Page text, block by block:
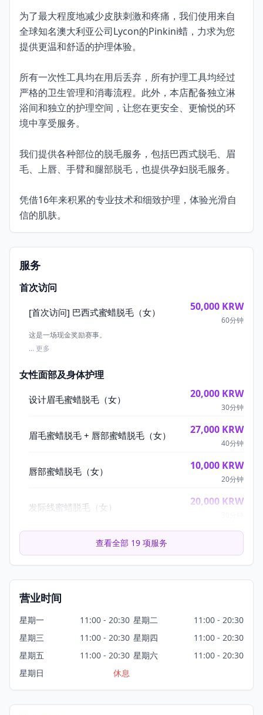
为了最大程度地减少皮肤刺激和疼痛，我们使用来自
全球知名澳大利亚公司Lycon的Pinkini蜡，力求为您
提供更温和舒适的护理体验。
所有一次性工具均在用后丢弃，所有护理工具均经过
严格的卫生管理和消毒流程。此外，本店配备独立淋
浴间和独立的护理空间，让您在更安全、更愉悦的环
境中享受服务。
我们提供各种部位的脱毛服务，包括巴西式脱毛、眉
毛、上唇、手臂和腿部脱毛，也提供孕妇脱毛服务。
凭借16年来积累的专业技术和细致护理，体验光滑自
信的肌肤。
服务
首次访问
[首次访问] 巴西式蜜蜡脱毛（女） 50,000 KRW
60分钟
这是一场现金奖励赛事。
... 更多
女性面部及身体护理
设计眉毛蜜蜡脱毛（女） 20,000 KRW
30分钟
眉毛蜜蜡脱毛 + 唇部蜜蜡脱毛（女） 27,000 KRW
40分钟
唇部蜜蜡脱毛（女） 10,000 KRW
20分钟
发际线蜜蜡脱毛（女） 20,000 KRW
查看全部 19 项服务
营业时间
星期一 11:00 - 20:30 星期二
11:00 - 20:30
星期三
11:00 - 20:30 星期四
11:00 - 20:30
星期五
11:00 - 20:30 星期六
11:00 - 20:30
星期日
休息